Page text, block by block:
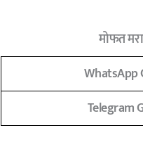
मोफत
WhatsApp
Telegram